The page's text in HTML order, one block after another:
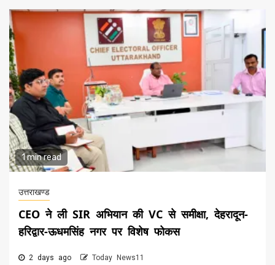
1 min read
उत्तराखण्ड
CEO ने ली SIR अभियान की VC से समीक्षा, देहरादून-
हरिद्वार-ऊधमसिंह नगर पर विशेष फोकस
2 days ago Today News11